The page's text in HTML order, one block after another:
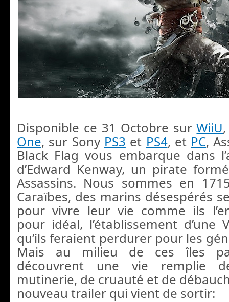
Disponible ce 31 Octobre surWiiU
One, sur Sony PS3 et PS4, et PC,
Black Flag vous embarque dans
d’Edward Kenway, un pirate
Assassins. Nous sommes en
Caraïbes, des marins désespérés
pour vivre leur vie comme ils
pour idéal, l’établissement d’une
qu’ils feraient perdurer pour les
Mais au milieu de ces îles
découvrent une vie remplie
mutinerie, de cruauté et de
nouveau trailer qui vient de sortir: